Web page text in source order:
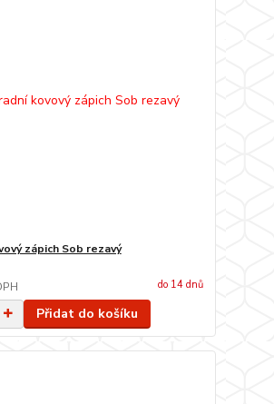
zápich Sob rezavý
do 14 dnů
Přidat do košíku